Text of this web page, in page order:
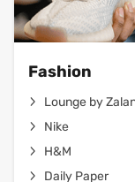
Fashion
Lounge by
Nike
H&M
Daily Paper